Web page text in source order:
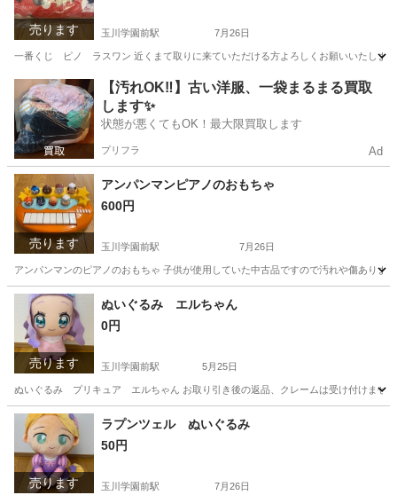
売ります 玉川学園前駅 7月26日
一番くじ ピノ ラスワン 近くまて取りに来ていただける方よろしくお願いいたしま
東京 町田市 玉川学園前駅 その他 一番くじ
【汚れOK‼️】古い洋服、一袋まるまる買取
します✨
状態が悪くてもOK！最大限買取します
プリフラ Ad
売ります
アンパンマンピアノのおもちゃ
600円
玉川学園前駅 7月26日
アンパンマンのピアノのおもちゃ 子供が使用していた中古品ですので汚れや傷あり
東京 町田市 玉川学園前駅 おもちゃ
売ります
ぬいぐるみ エルちゃん
0円
玉川学園前駅 5月25日
ぬいぐるみ プリキュア エルちゃん お取り引き後の返品、クレームは受け付けません
東京 町田市 玉川学園前駅 おもちゃ
売ります
ラプンツェル ぬいぐるみ
50円
玉川学園前駅 7月26日